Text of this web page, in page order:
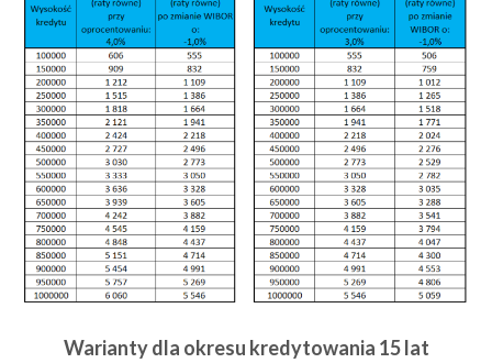
Warianty dla okresu kredytowania 15 lat